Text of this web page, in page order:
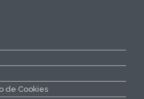
de Cookies